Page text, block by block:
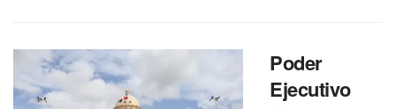
Poder
Ejecutivo